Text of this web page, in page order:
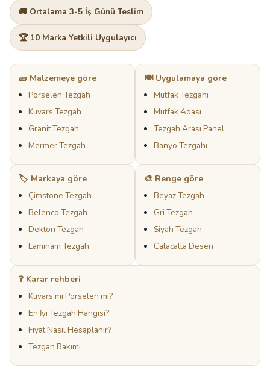
🚚 Ortalama 3-5 İş Günü Teslim
🏆 10 Marka Yetkili Uygulayıcı
🧱 Malzemeye göre
Porselen Tezgah
Kuvars Tezgah
Granit Tezgah
Mermer Tezgah
🍽️ Uygulamaya göre
Mutfak Tezgahı
Mutfak Adası
Tezgah Arası Panel
Banyo Tezgahı
🏷️ Markaya göre
Çimstone Tezgah
Belenco Tezgah
Dekton Tezgah
Laminam Tezgah
🎨 Renge göre
Beyaz Tezgah
Gri Tezgah
Siyah Tezgah
Calacatta Desen
❓ Karar rehberi
Kuvars mı Porselen mi?
En İyi Tezgah Hangisi?
Fiyat Nasıl Hesaplanır?
Tezgah Bakımı